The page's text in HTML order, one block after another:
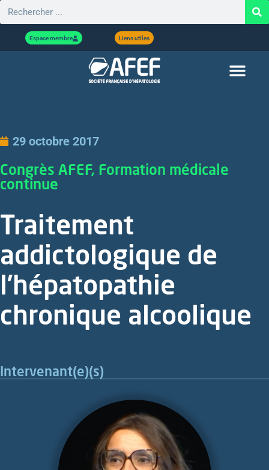
Espace membre Liens utiles
29 octobre 2017
Congrès AFEF, Formation médicale
continue
Traitement
addictologique de
l’hépatopathie
chronique alcoolique
Intervenant(e)(s)